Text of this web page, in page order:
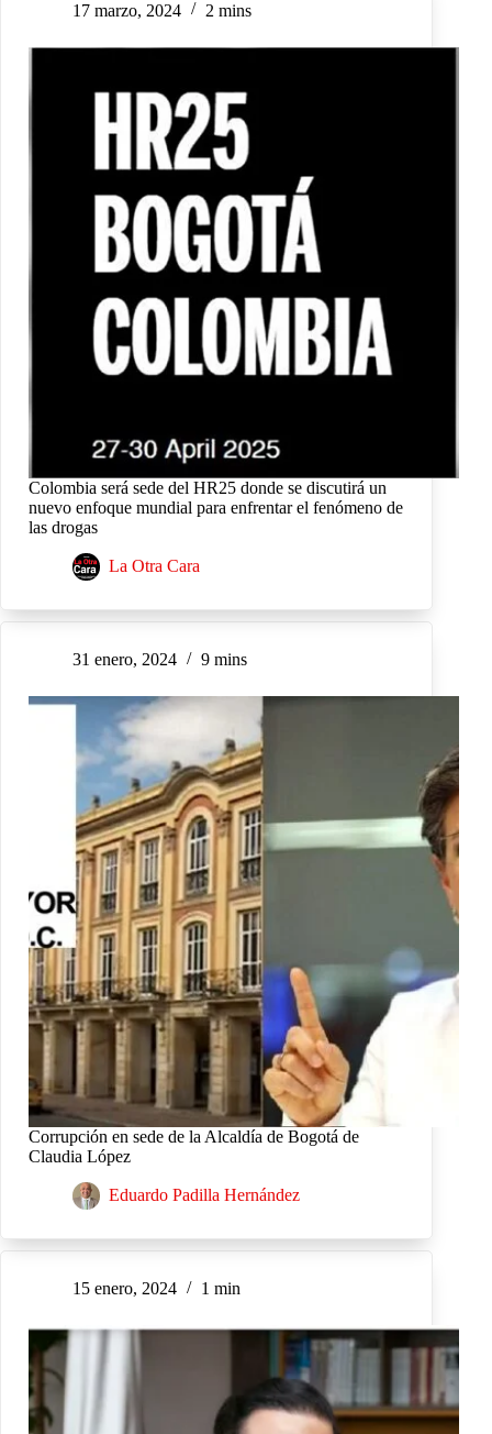
17 marzo, 2024 2 mins
Colombia será sede del HR25 donde se discutirá un
nuevo enfoque mundial para enfrentar el fenómeno de
las drogas
La Otra Cara
31 enero, 2024 9 mins
Corrupción en sede de la Alcaldía de Bogotá de
Claudia López
Eduardo Padilla Hernández
15 enero, 2024 1 min